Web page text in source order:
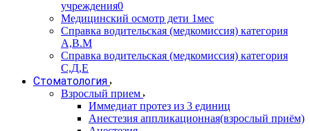
учреждения0
Медицинский осмотр дети 1мес
Справка водительская (медкомиссия) категория
А,В.М
Справка водительская (медкомиссия) категория
С,Д,Е
Стоматология
Взрослый прием
Иммедиат протез из 3 единиц
Анестезия аппликационная(взрослый приём)